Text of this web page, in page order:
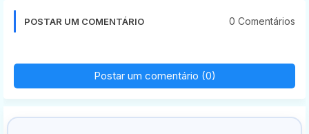
POSTAR UM COMENTÁRIO 0 Comentários
Postar um comentário (0)